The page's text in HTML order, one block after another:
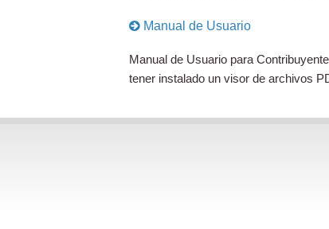
Manual de Usuario
Manual de Usuario para
tener instalado un visor de archivos